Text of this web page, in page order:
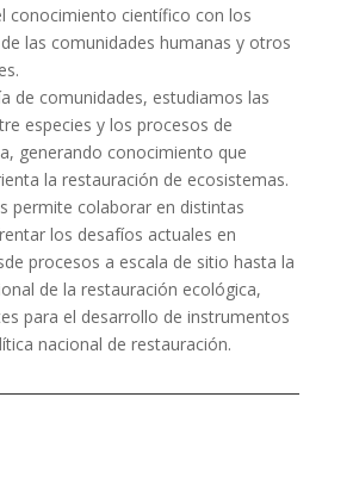
conocimiento científico con los
las comunidades humanas y otros
de comunidades, estudiamos las
especies y los procesos de
generando conocimiento que
la restauración de ecosistemas.
permite colaborar en distintas
los desafíos actuales en
procesos a escala de sitio hasta la
de la restauración ecológica,
para el desarrollo de instrumentos
nacional de restauración.